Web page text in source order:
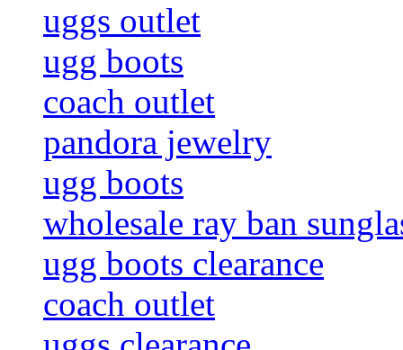
uggs outlet
ugg boots
coach outlet
pandora jewelry
ugg boots
wholesale ray ban
ugg boots clearance
coach outlet